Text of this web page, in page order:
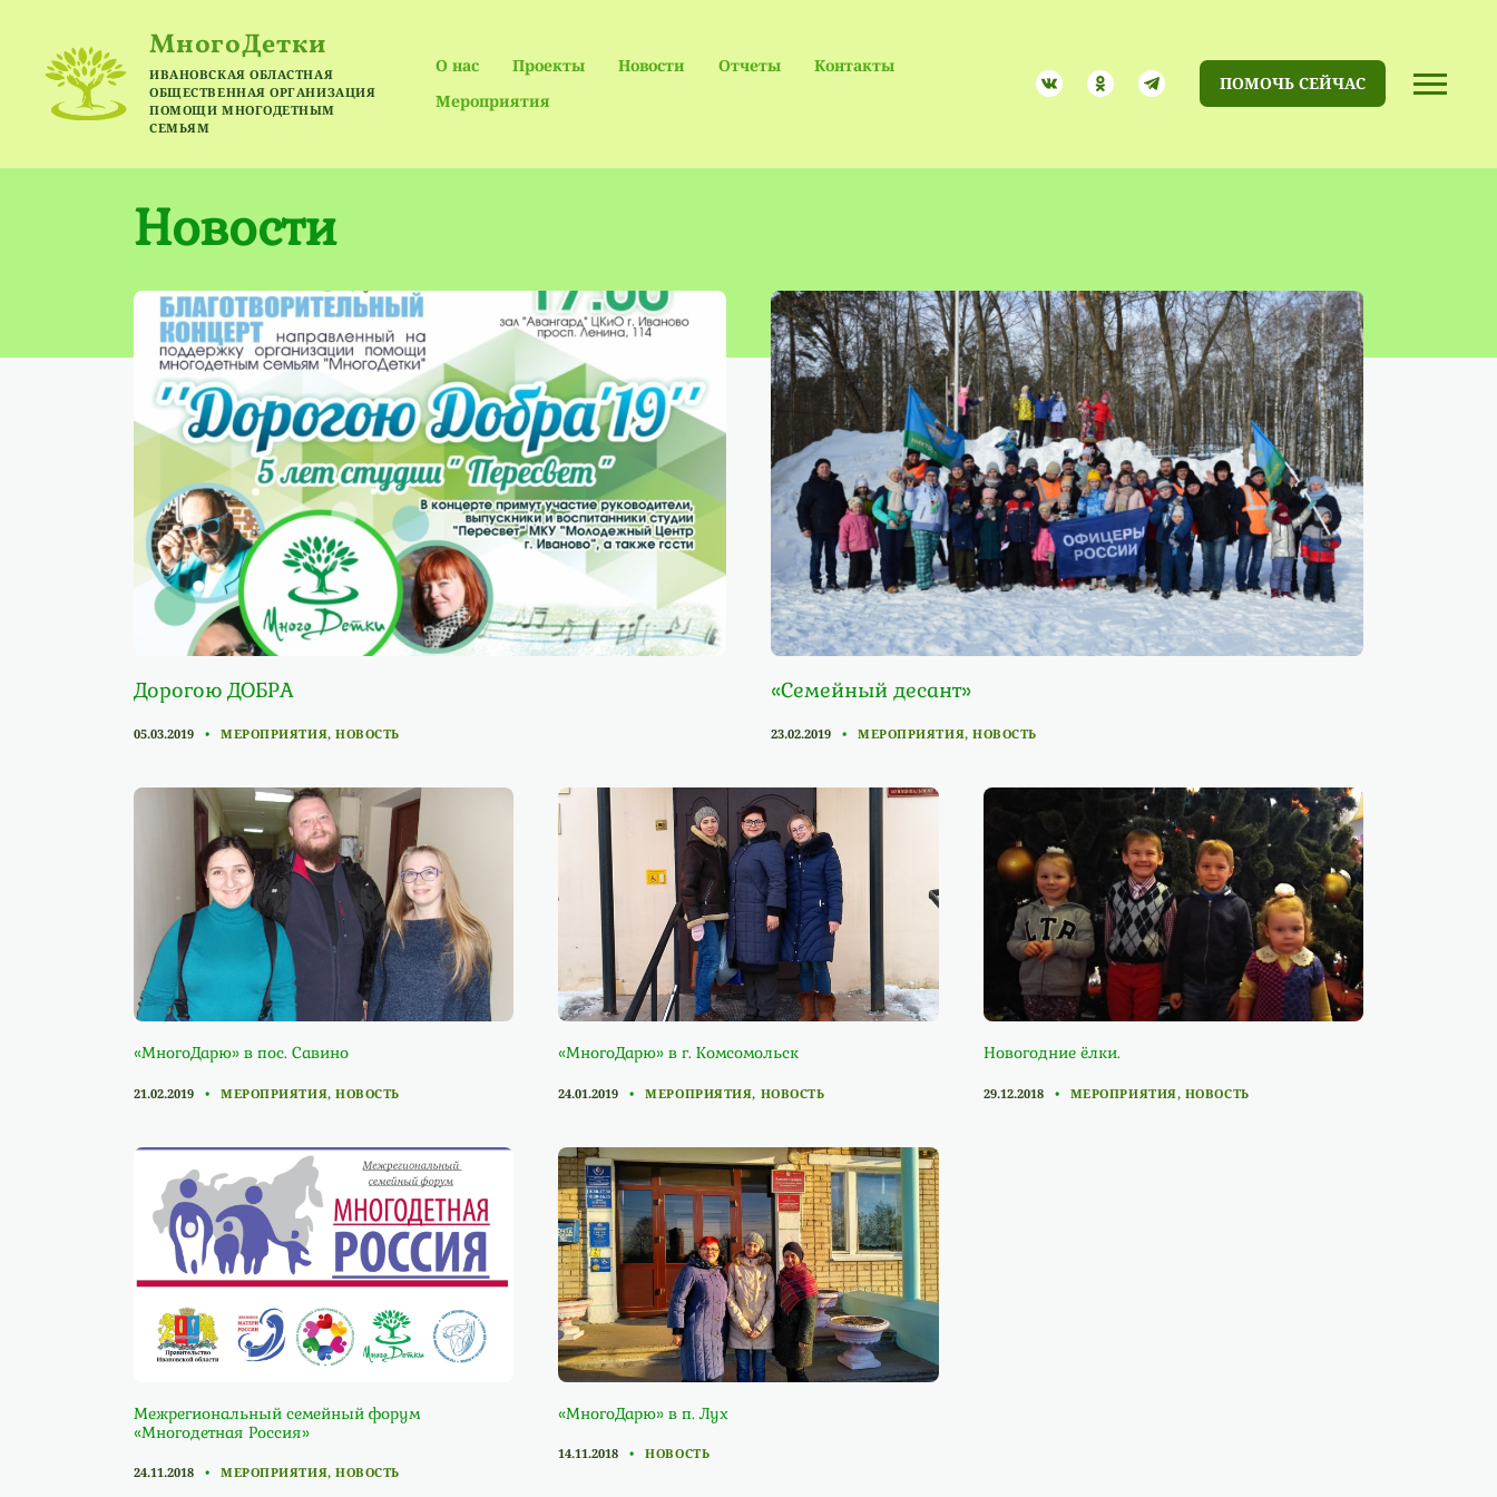
МногоДетки
ИВАНОВСКАЯ ОБЛАСТНАЯ
ОБЩЕСТВЕННАЯ ОРГАНИЗАЦИЯ
ПОМОЩИ МНОГОДЕТНЫМ
СЕМЬЯМ
О нас Проекты Новости Отчеты
Контакты
Мероприятия
ПОМОЧЬ СЕЙЧАС
НовостиPage
31
Дорогою ДОБРА
05.03.2019 CATEGORIES
МЕРОПРИЯТИЯ,НОВОСТЬ
«Семейный десант»
23.02.2019 CATEGORIES
МЕРОПРИЯТИЯ,НОВОСТЬ
«МногоДарю» в пос. Савино
21.02.2019 CATEGORIES
МЕРОПРИЯТИЯ,НОВОСТЬ
«МногоДарю» в г. Комсомольск
24.01.2019 CATEGORIES
МЕРОПРИЯТИЯ, НОВОСТЬ
Новогодние ёлки.
29.12.2018 CATEGORIES
МЕРОПРИЯТИЯ, НОВОСТЬ
Межрегиональный семейный форум
«Многодетная Россия»
24.11.2018 CATEGORIES
МЕРОПРИЯТИЯ,НОВОСТЬ
«МногоДарю» в п. Лух
14.11.2018 CATEGORIES
НОВОСТЬ